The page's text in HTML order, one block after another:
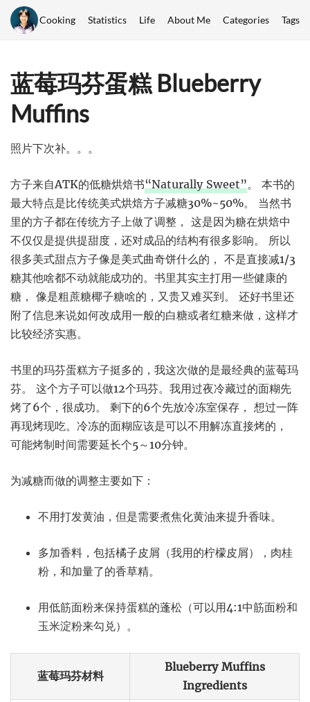
Cooking Statistics Life About Me Categories Tags
蓝莓玛芬蛋糕 Blueberry
Muffins
照片下次补。。。
方子来自ATK的低糖烘焙书“Naturally Sweet”。 本书的
最大特点是比传统美式烘焙方子减糖30%~50%。 当然书
里的方子都在传统方子上做了调整， 这是因为糖在烘焙中
不仅仅是提供提甜度，还对成品的结构有很多影响。 所以
很多美式甜点方子像是美式曲奇饼什么的， 不是直接减1/3
糖其他啥都不动就能成功的。书里其实主打用一些健康的
糖， 像是粗蔗糖椰子糖啥的，又贵又难买到。 还好书里还
附了信息来说如何改成用一般的白糖或者红糖来做，这样才
比较经济实惠。
书里的玛芬蛋糕方子挺多的，我这次做的是最经典的蓝莓玛
芬。 这个方子可以做12个玛芬。我用过夜冷藏过的面糊先
烤了6个，很成功。 剩下的6个先放冷冻室保存， 想过一阵
再现烤现吃。冷冻的面糊应该是可以不用解冻直接烤的，
可能烤制时间需要延长个5～10分钟。
为减糖而做的调整主要如下：
不用打发黄油，但是需要煮焦化黄油来提升香味。
多加香料，包括橘子皮屑（我用的柠檬皮屑），肉桂
粉，和加量了的香草精。
用低筋面粉来保持蛋糕的蓬松（可以用4:1中筋面粉和
玉米淀粉来勾兑）。
蓝莓玛芬材料
Blueberry Muffins
Ingredients